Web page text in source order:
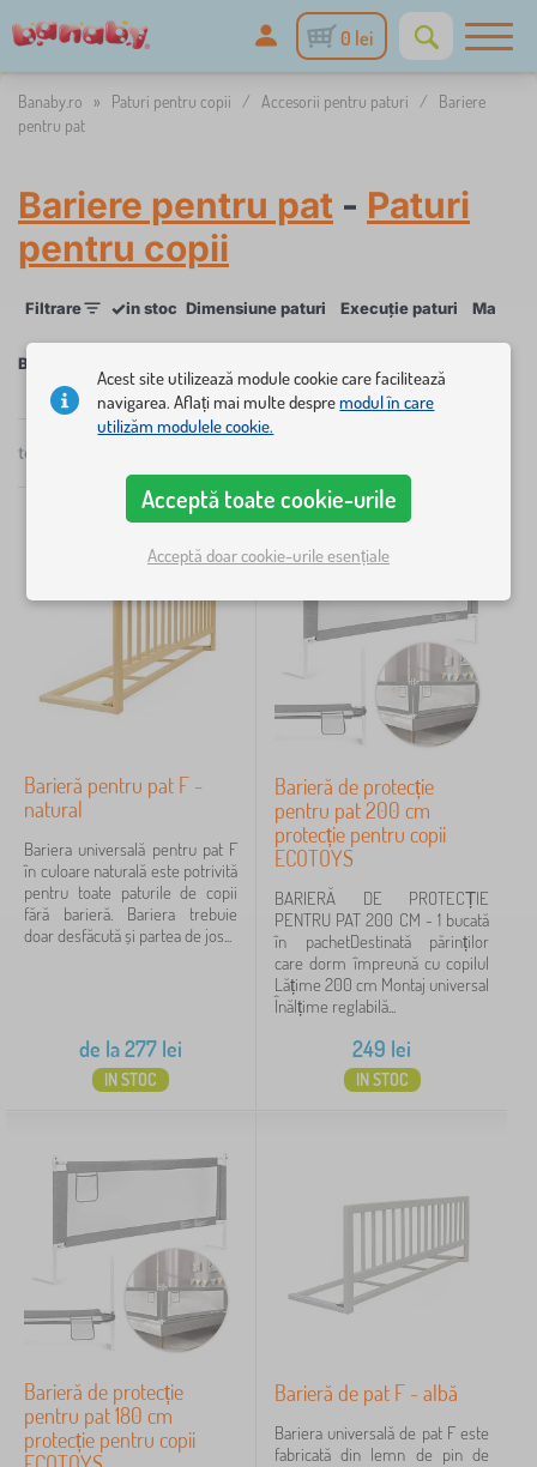
0 lei
Banaby.ro » Paturi pentru copii / Accesorii pentru paturi /
Bariere
pentru pat
Bariere pentru pat - Paturi
pentru copii
Filtrare ✓in stoc Dimensiune paturi Execuție paturi
FILTRARE ×
Dimensiune paturi
cu barieră
1
masiv
1
Culori paturi
alb
1
Filtrare
Caută în filtru
Disponibilitate
Anulează FILTRARE
Bariere pentru pat
total
Barieră pentru pat F -
natural
Bariera universală pentru pat F
în culoare naturală este potrivită
pentru toate paturile de copii
fără barieră. Bariera trebuie
doar desfăcută și partea de jos...
de la277 lei
IN STOC
Barieră de protecție
pentru pat 200 cm
protecție pentru copii
ECOTOYS
BARIERĂ DE PROTECȚIE
PENTRU PAT 200 CM - 1 bucată
în pachetDestinată părinților
care dorm împreună cu copilul
Lățime 200 cm Montaj universal
Înălțime reglabilă...
249 lei
IN STOC
Barieră de protecție
pentru pat 180 cm
protecție pentru copii
Barieră de pat F - albă
Bariera universală de pat F este
fabricată din lemn de pin de
Acest site utilizează module cookie care facilitează
navigarea. Aflați mai multe despremodul în care
utilizăm modulele cookie.
Acceptă toate cookie-urile
Acceptă doar cookie-urile esențiale